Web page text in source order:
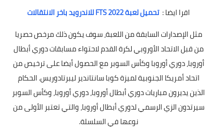
اقرا ايضا : تحميل لعبة FTS 2022 للاندرويد باخر الانتقالات
مثل الإصدارات السابقة من اللعبة، سوف يكون ذلك مرخص حصريا
من قبل الاتحاد الأوروبي لكرة القدم لاحتواء مسابقات دوري أبطال
أوروبا، دوري أوروبا وكأس السوبر مع الحصول أيضا على ترخيص من
اتحاد أمريكا الجنوبية لميزة كوبا سانتاندير ليبرتادوريس. الحكام
الذين يديرون مباريات دوري أبطال أوروبا، دوري أوروبا، وكأس السوبر
سيرتدون الزي الرسمي لدوري أبطال أوروبا، والتي تعتبر الأولى من
نوعها في السلسلة.